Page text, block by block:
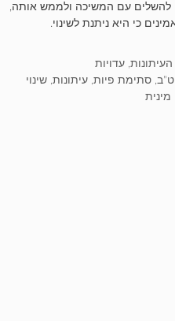
להשלים עם המשיכה ולממש אותה,
כי היא ניתנת לשינוי.
העיתונות, עדויות
סתימת פיות, עיתונות, שינוי